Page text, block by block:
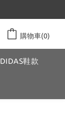
購物車(0)
鞋款